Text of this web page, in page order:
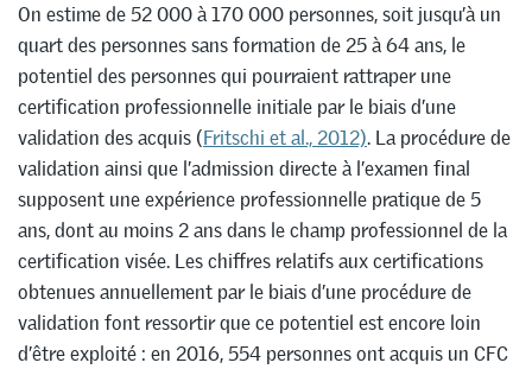
On estime de 52 000 à 170 000 personnes, soit jusqu’à un
quart des personnes sans formation de 25 à 64 ans, le
potentiel des personnes qui pourraient rattraper une
certification professionnelle initiale par le biais d’une
validation des acquis (Fritschi et al., 2012). La procédure de
validation ainsi que l’admission directe à l’examen final
supposent une expérience professionnelle pratique de 5
ans, dont au moins 2 ans dans le champ professionnel de la
certification visée. Les chiffres relatifs aux certifications
obtenues annuellement par le biais d’une procédure de
validation font ressortir que ce potentiel est encore loin
d’être exploité : en 2016, 554 personnes ont acquis un CFC